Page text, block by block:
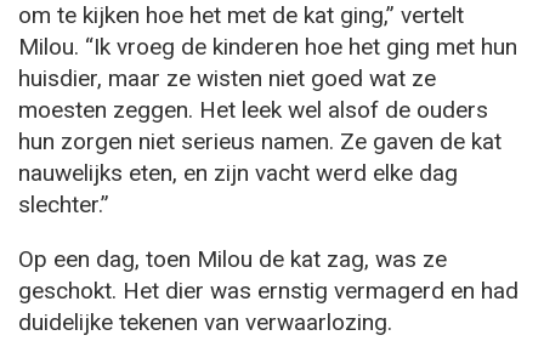
om te kijken hoe het met de kat ging,” vertelt
Milou. “Ik vroeg de kinderen hoe het ging met hun
huisdier, maar ze wisten niet goed wat ze
moesten zeggen. Het leek wel alsof de ouders
hun zorgen niet serieus namen. Ze gaven de kat
nauwelijks eten, en zijn vacht werd elke dag
slechter.”
Op een dag, toen Milou de kat zag, was ze
geschokt. Het dier was ernstig vermagerd en had
duidelijke tekenen van verwaarlozing.